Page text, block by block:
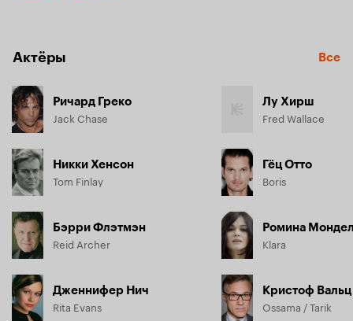
что их «радушным» хозяином стал Тарик Саад, самый
жестокий террорист на планете, предъявивший своим
деньги на его «мировую революцию», поезд будет
взорван.
лишь на Джека Чейза, звезду боевиков, который рискнет
тайно разминировать поезд и попытается вместе с
собратьями по несчастью справиться с горсткой
Актёры Все
Ричард Греко
Jack Chase
Никки Хенсон
Tom Finlay
Бэрри Флэтмэн
Reid Archer
Дженнифер Нич
Rita Evans
Лу Хирш
Fred Wallace
Гёц Отто
Boris
Ромина
Klara
Кристоф Вальц
Ossama / Tarik